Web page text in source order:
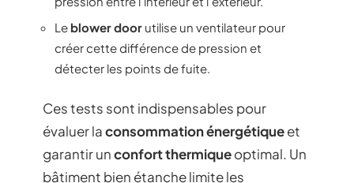
Le blower door utilise un ventilateur pour
créer cette différence de pression et
détecter les points de fuite.
Ces tests sont indispensables pour
évaluer laconsommation énergétiqueet
garantir unconfort thermiqueoptimal. Un
bâtiment bien étanche limite les